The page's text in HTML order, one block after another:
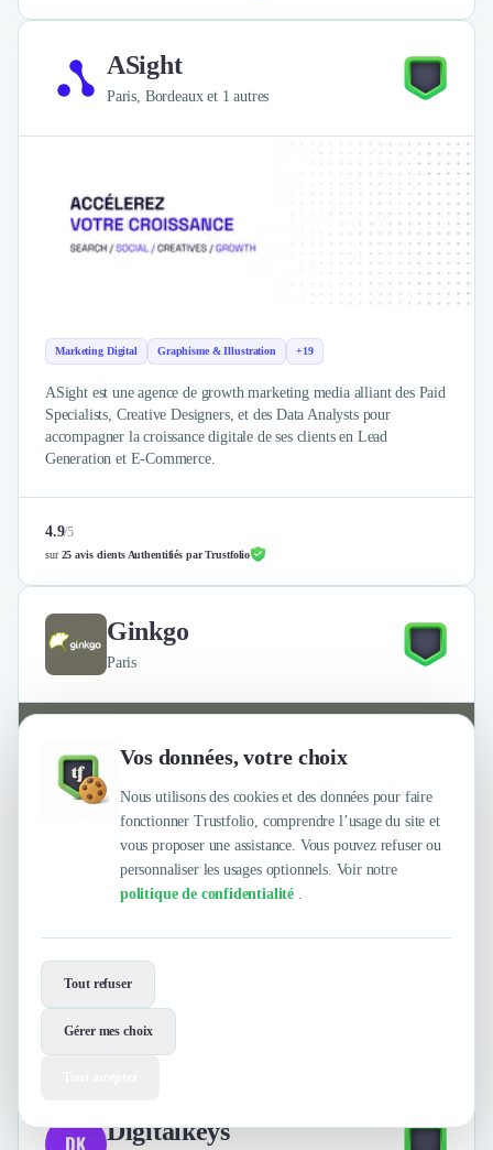
Vos données, votre choix
Nous utilisons des cookies et des données pour faire
fonctionner Trustfolio, comprendre l’usage du site et
vous proposer une assistance. Vous pouvez refuser ou
personnaliser les usages optionnels. Voir notre
politique de confidentialité .
Tout refuser
Gérer mes choix
ASight
Paris, Bordeaux et 1 autres
Marketing Digital Graphisme & Illustration +19
ASight est une agence de growth marketing media alliant des Paid
Specialists, Creative Designers, et des Data Analysts pour
accompagner la croissance digitale de ses clients en Lead
Generation et E-Commerce.
4.9/5
sur25 avis clients Authentifiés par Trustfolio
Ginkgo
Paris
RELATIONS MEDIA ET COMMUNICATION EXTERNE
4.9/5
sur23 avis clients Authentifiés par Trustfolio
Digitalkeys